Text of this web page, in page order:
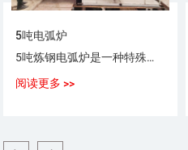
5吨电弧炉
5吨炼钢电弧炉是一种特殊用途以电弧为热源，以废钢（铁）为原料，生产普通钢、优质碳素钢、合金钢、不锈钢的设备。
阅读更多 >>